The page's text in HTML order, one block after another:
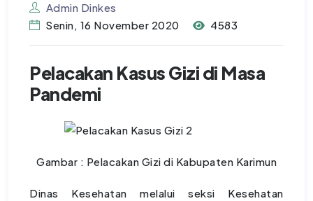
Admin Dinkes
Senin, 16 November 2020
4583
Pelacakan Kasus Gizi di Masa
Pandemi
Gambar : Pelacakan Gizi di Kabupaten Karimun
Dinas Kesehatan melalui seksi Kesehatan